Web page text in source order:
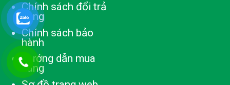
Chính sách đổi trả
hàng
Chính sách bảo
hành
Hướng dẫn mua
hàng